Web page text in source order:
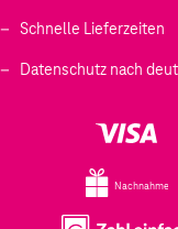
Schnelle Lieferzeiten
Datenschutz nach
Nachnahme